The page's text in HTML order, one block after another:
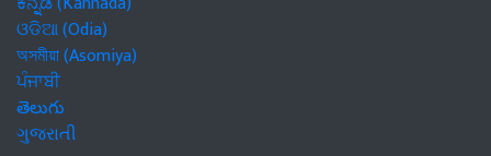
ଓଡିଆ (Odia)
অসমীয়া (Asomiya)
ਪੰਜਾਬੀ
తెలుగు
ગુજરાતી